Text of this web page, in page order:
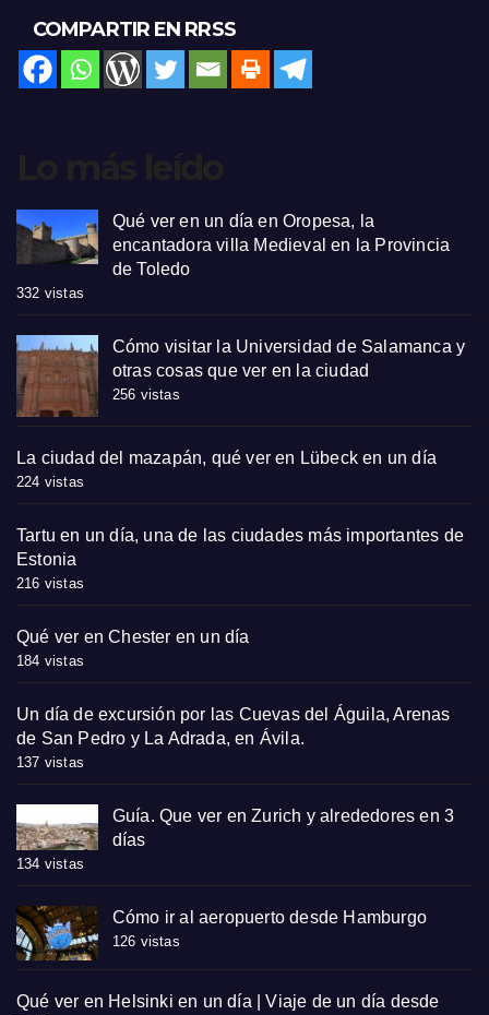
COMPARTIR EN RRSS
Qué ver en un día en Oropesa, la
encantadora villa Medieval en la Provincia
de Toledo
332 vistas
Cómo visitar la Universidad de Salamanca y
otras cosas que ver en la ciudad
256 vistas
La ciudad del mazapán, qué ver en Lübeck en un día
224 vistas
Tartu en un día, una de las ciudades más importantes de
Estonia
216 vistas
Qué ver en Chester en un día
184 vistas
Un día de excursión por las Cuevas del Águila, Arenas
de San Pedro y La Adrada, en Ávila.
137 vistas
Guía. Que ver en Zurich y alrededores en 3
días
134 vistas
Cómo ir al aeropuerto desde Hamburgo
126 vistas
Qué ver en Helsinki en un día | Viaje de un día desde